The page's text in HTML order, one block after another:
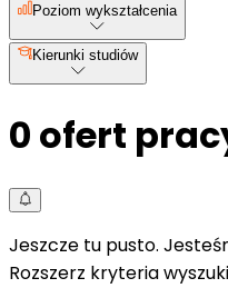
Poziom wykształcenia
Kierunki studiów
0 ofert
Jeszcze tu pusto.
Rozszerz kryteria